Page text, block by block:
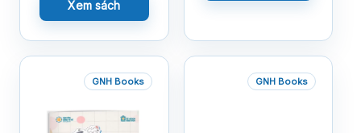
Xem sách
GNH Books GNH Books